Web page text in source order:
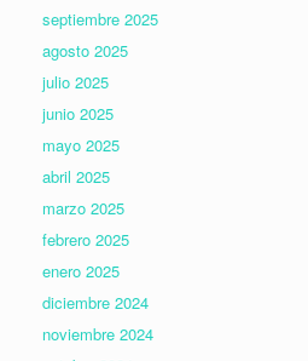
septiembre 2025
agosto 2025
julio 2025
junio 2025
mayo 2025
abril 2025
marzo 2025
febrero 2025
enero 2025
diciembre 2024
noviembre 2024